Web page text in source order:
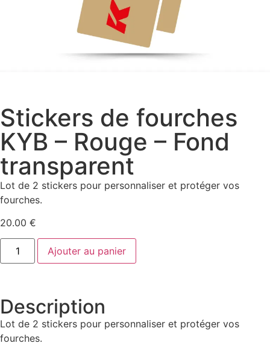
Stickers de fourches
KYB – Rouge – Fond
transparent
Lot de 2 stickers pour personnaliser et protéger vos
fourches.
20.00 €
Ajouter au panier
Description
Lot de 2 stickers pour personnaliser et protéger vos
fourches.